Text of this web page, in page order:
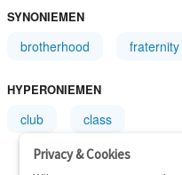
SYNONIEMEN
brotherhood fraternity
HYPERONIEMEN
club class
Privacy & Cookies